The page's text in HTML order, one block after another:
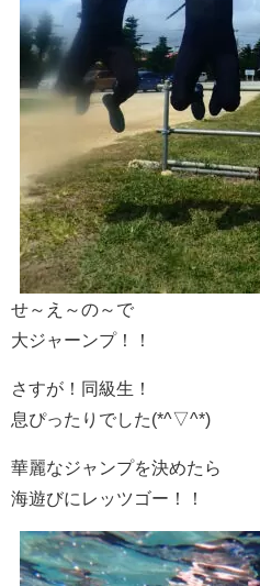
せ～え～の～で
大ジャーンプ！！
さすが！同級生！
息ぴったりでした(*^▽^*)
華麗なジャンプを決めたら
海遊びにレッツゴー！！